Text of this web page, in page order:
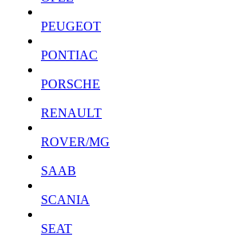
PEUGEOT
PONTIAC
PORSCHE
RENAULT
ROVER/MG
SAAB
SCANIA
SEAT